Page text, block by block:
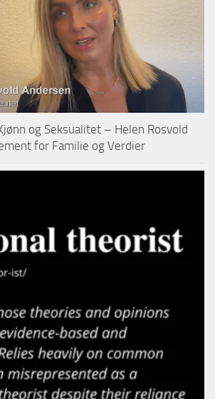
og Seksualitet – Helen Rosvold
for Familie og Verdier